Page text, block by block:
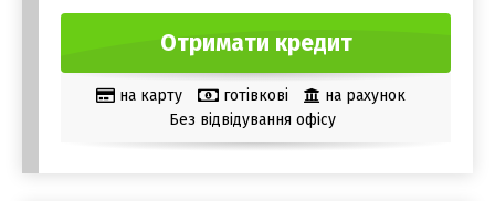
Отримати кредит
на карту готівкові
на рахунок
Без відвідування офісу